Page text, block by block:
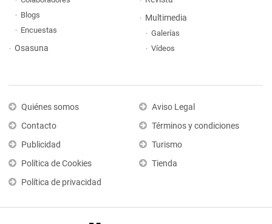
Blogs
Encuestas
Osasuna
Multimedia
Galerías
Vídeos
Quiénes somos
Contacto
Publicidad
Política de Cookies
Política de privacidad
Aviso Legal
Términos y condiciones
Turismo
Tienda